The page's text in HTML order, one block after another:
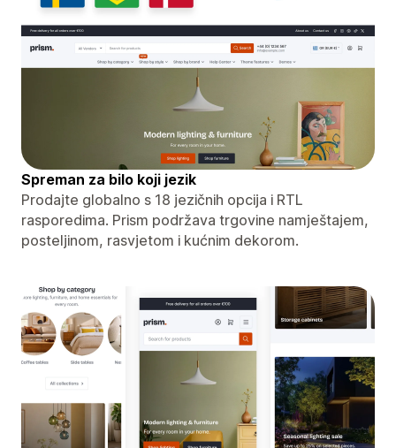
Spreman za bilo koji jezik
Prodajte globalno s 18 jezičnih opcija i RTL
rasporedima. Prism podržava trgovine namještajem,
posteljinom, rasvjetom i kućnim dekorom.